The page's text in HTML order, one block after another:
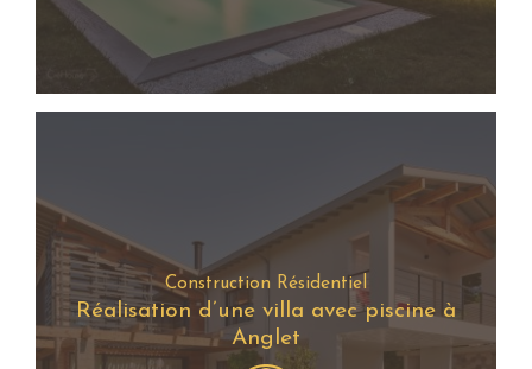
Construction Résidentiel
Réalisation d’une villa avec piscine à
Anglet